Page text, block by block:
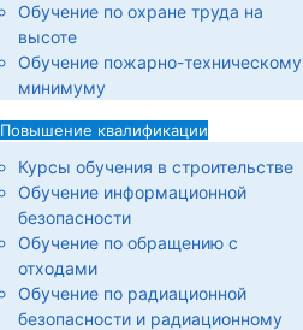
Обучение по охране труда на
высоте
Обучение пожарно-техническому
минимуму
Повышение квалификации
Курсы обучения в строительстве
Обучение информационной
безопасности
Обучение по обращению с
отходами
Обучение по радиационной
безопасности и радиационному